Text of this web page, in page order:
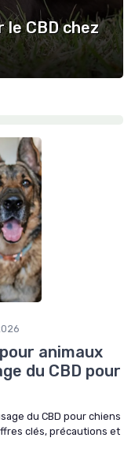
CBD chez
animaux
du CBD pour
du CBD pour chiens
clés, précautions et